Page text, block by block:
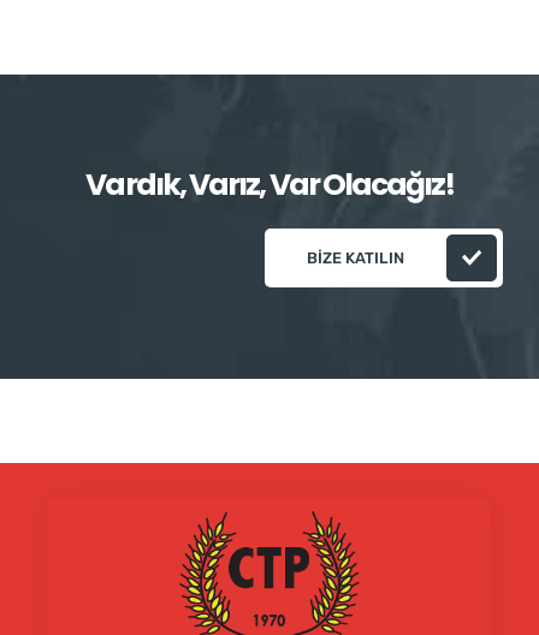
Vardık, Varız, Var Olacağız!
BIZE KATILIN